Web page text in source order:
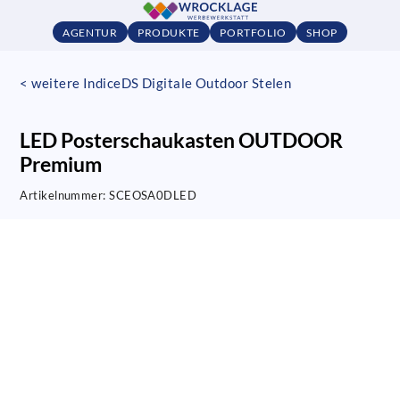
AGENTUR PRODUKTE PORTFOLIO SHOP
< weitere IndiceDS Digitale Outdoor Stelen
LED Posterschaukasten OUTDOOR
Premium
Artikelnummer:SCEOSA0DLED